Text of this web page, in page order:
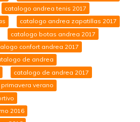
catalogo andrea tenis 2017
catalogo andrea zapatillas 2017
catalogo botas andrea 2017
confort andrea 2017
de andrea
catalogo de andrea 2017
verano
2016